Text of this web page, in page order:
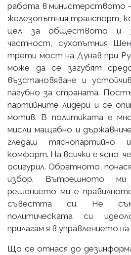
работа в министерството -
железопътния транспорт,
цел за обществото и
частност, сухопътния
трети мост на Дунав при
може да се загубят
възстановяване и
пагубно за страната.
партийните лидери и се
мотив. В политиката е
мисли мащабно и
гледаш тяснопартийно
комфорт. На всички е ясно,
осигурил. Обратното,
избор. Вътрешното
решението ми е
съвестта си. Не
политическата си
прилагам я в управлението
Що се отнася до